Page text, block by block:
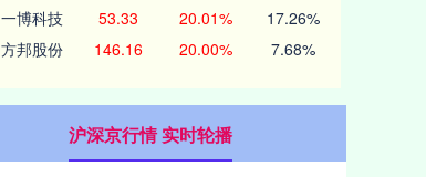
一博科技 53.33 20.01% 17.26%
方邦股份 146.16 20.00% 7.68%
沪深京行情 实时轮播